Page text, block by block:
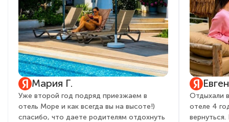
Мария Г.
Уже второй год подряд приезжаем в
отель Море и как всегда вы на высоте!)
спасибо, что даете родителям отдохнуть
Отдыхали
отеле 4